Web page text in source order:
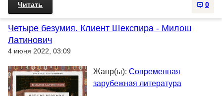
0
Читать
Четыре безумия. Клиент Шекспира - Милош
Латинович
4 июня 2022, 03:09
Жанр(ы): Современная
зарубежная литература